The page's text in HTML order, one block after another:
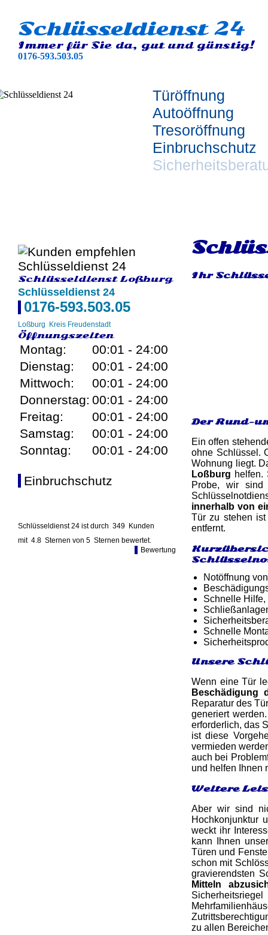
Schlüsseldienst 24
Immer für Sie da, gut und günstig!
0176-593.503.05
Türöffnung
Autoöffnung
Tresoröffnung
Einbruchschutz
Schlüsseldienst Loßburg
Schlüsseldienst 24
0176-593.503.05
Loßburg Kreis Freudenstadt
Öffnungszeiten
Montag:
00:01 - 24:00
Dienstag:
00:01 - 24:00
Mittwoch:
00:01 - 24:00
Donnerstag: 00:01 - 24:00
Freitag:
00:01 - 24:00
Samstag:
00:01 - 24:00
Sonntag:
00:01 - 24:00
Einbruchschutz
Schlüsseldienst 24 ist durch 349 Kunden
mit 4.8 Sternen von 5 Sternen bewertet.
Bewertung
Ihr
Der Rund-
Ein offen
ohne Schlüssel.
Wohnung liegt.
Loßburg
Probe, wir
innerhalb von
Tür zu stehen
entfernt.
Notöffnung
Schnelle Hilfe,
Schnelle
Unsere
Wenn eine Tür
Beschädigung
Reparatur des
generiert
erforderlich, das
ist diese
vermieden
auch bei
und helfen Ihnen
Weitere
Aber wir sind
Hochkonjunktur
weckt ihr
kann Ihnen
Türen und
schon mit
gravierendsten
Mitteln
zu allen